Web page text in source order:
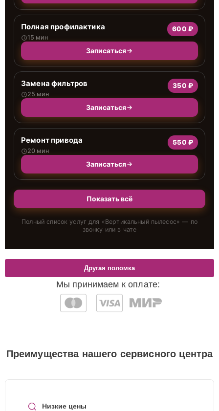
Полная профилактика
15 мин
600 ₽
Записаться
Замена фильтров
25 мин
350 ₽
Записаться
Ремонт привода
20 мин
550 ₽
Записаться
Показать всё
Полный список услуг для «Вертикальный пылесос» — по
звонку или в чате
Мы принимаем к оплате:
Другая поломка
Преимущества нашего сервисного центра
Низкие цены